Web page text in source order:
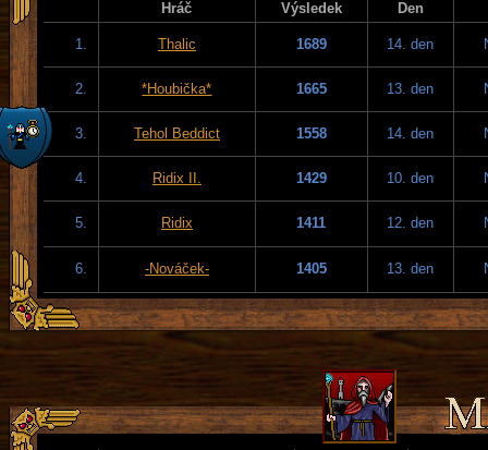
Hráč Výsledek Den
1. Thalic 1689 14. den
2. *Houbička* 1665 13. den
3. Tehol Beddict 1558 14. den
4. Ridix II. 1429 10. den
5. Ridix 1411 12. den
6. -Nováček- 1405 13. den